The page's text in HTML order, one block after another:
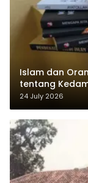
Islam dan
tentang
dalam
24 July 2026